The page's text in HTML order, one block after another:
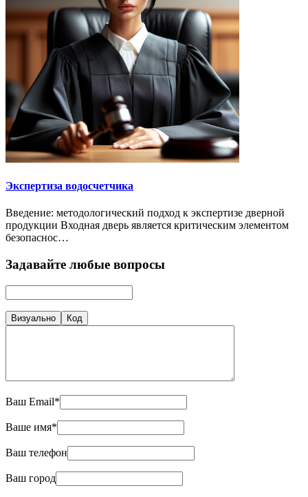
Экспертиза водосчетчика
Введение: методологический подход к экспертизе дверной
продукции Входная дверь является критическим элементом
безопаснос…
Задавайте любые вопросы
Визуально Код
Ваш Email*
Ваше имя*
Ваш телефон
Ваш город